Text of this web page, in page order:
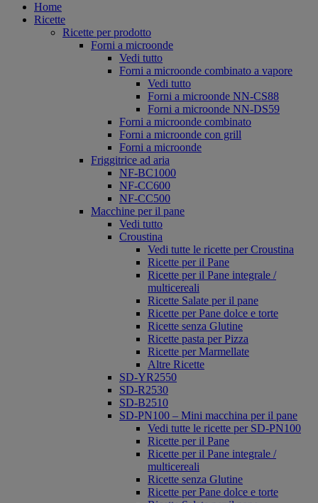
Home
Ricette
Ricette per prodotto
Forni a microonde
Vedi tutto
Forni a microonde combinato a vapore
Vedi tutto
Forni a microonde NN-CS88
Forni a microonde NN-DS59
Forni a microonde combinato
Forni a microonde con grill
Forni a microonde
Friggitrice ad aria
NF-BC1000
NF-CC600
NF-CC500
Macchine per il pane
Vedi tutto
Croustina
Vedi tutte le ricette per Croustina
Ricette per il Pane
Ricette per il Pane integrale /
multicereali
Ricette Salate per il pane
Ricette per Pane dolce e torte
Ricette senza Glutine
Ricette pasta per Pizza
Ricette per Marmellate
Altre Ricette
SD-YR2550
SD-R2530
SD-B2510
SD-PN100 – Mini macchina per il pane
Vedi tutte le ricette per SD-PN100
Ricette per il Pane
Ricette per il Pane integrale /
multicereali
Ricette senza Glutine
Ricette per Pane dolce e torte